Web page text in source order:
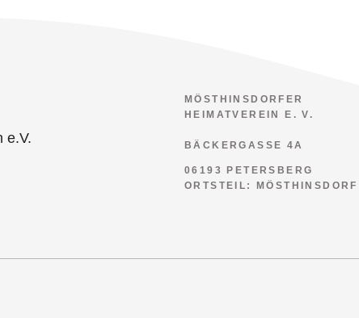
MÖSTHINSDORFER
HEIMATVEREIN E. V.
BÄCKERGASSE 4A
06193 PETERSBERG
ORTSTEIL: MÖSTHINSDORF